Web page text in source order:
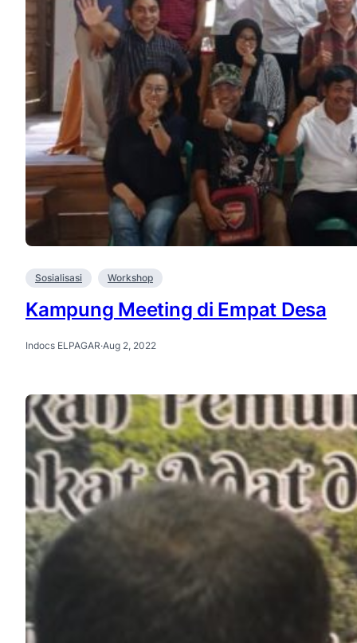
Sosialisasi Workshop
Kampung Meeting di Empat Desa
Indocs ELPAGAR·Aug 2, 2022